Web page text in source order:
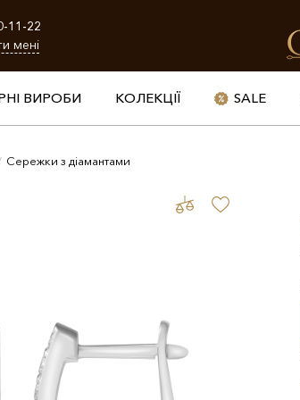
11-22
мені
ВИРОБИ КОЛЕКЦІЇ SALE
Сережки з діамантами